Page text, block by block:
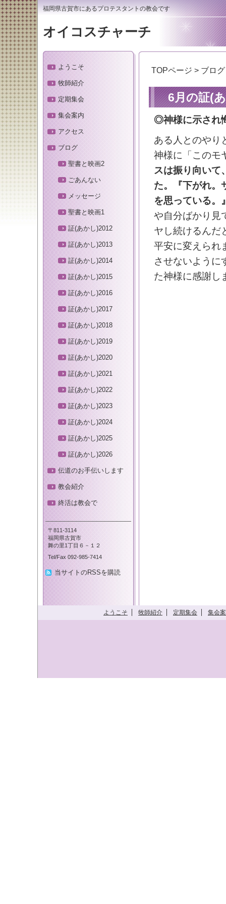
福岡県古賀市にあるプロテスタントの教会です
オイコスチャーチ
TOPページ > ブログ
6月の証(あ
◎神様に示され
ある人とのやり
神様に「このモ
スは振り向いて
た。『下がれ。
を思っている。
や自分ばかり見
ヤし続けるんだ
平安に変えられ
させないように
た神様に感謝し
ようこそ
牧師紹介
定期集会
集会案内
アクセス
ブログ
聖書と映画2
ごあんない
メッセージ
聖書と映画1
証(あかし)2012
証(あかし)2013
証(あかし)2014
証(あかし)2015
証(あかし)2016
証(あかし)2017
証(あかし)2018
証(あかし)2019
証(あかし)2020
証(あかし)2021
証(あかし)2022
証(あかし)2023
証(あかし)2024
証(あかし)2025
証(あかし)2026
伝道のお手伝いします
教会紹介
終活は教会で
〒811-3114
福岡県古賀市
舞の里1丁目６－１２
Tel/Fax 092-985-7414
当サイトのRSSを購読
ようこそ 牧師紹介 定期集会 集会